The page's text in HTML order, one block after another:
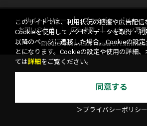
サイトポリシー プライバシーポリシー
お問い合わせ
広告掲載 スタッフ募集
©KADOKAWA ASCII Research
このサイトでは、利用状況の把握や広告配信
Cookieを使用してアクセスデータを取得・
以降のページに遷移した場合、Cookieの設
とになります。Cookieの設定や使用の詳細
ては詳細 をご覧ください。
同意する
＞プライバシーポリシー